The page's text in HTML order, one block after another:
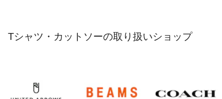
Tシャツ・カットソーの取り扱いショップ